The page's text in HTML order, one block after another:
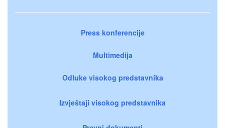
Press konferencije
Multimedija
Odluke visokog predstavnika
Izvještaji visokog predstavnika